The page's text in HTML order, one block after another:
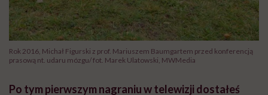
Rok 2016, Michał Figurski z prof. Mariuszem Baumgartem przed konferencją
prasową nt. udaru mózgu/ fot. Marek Ulatowski, MWMedia
Po tym pierwszym nagraniu w telewizji dostałeś